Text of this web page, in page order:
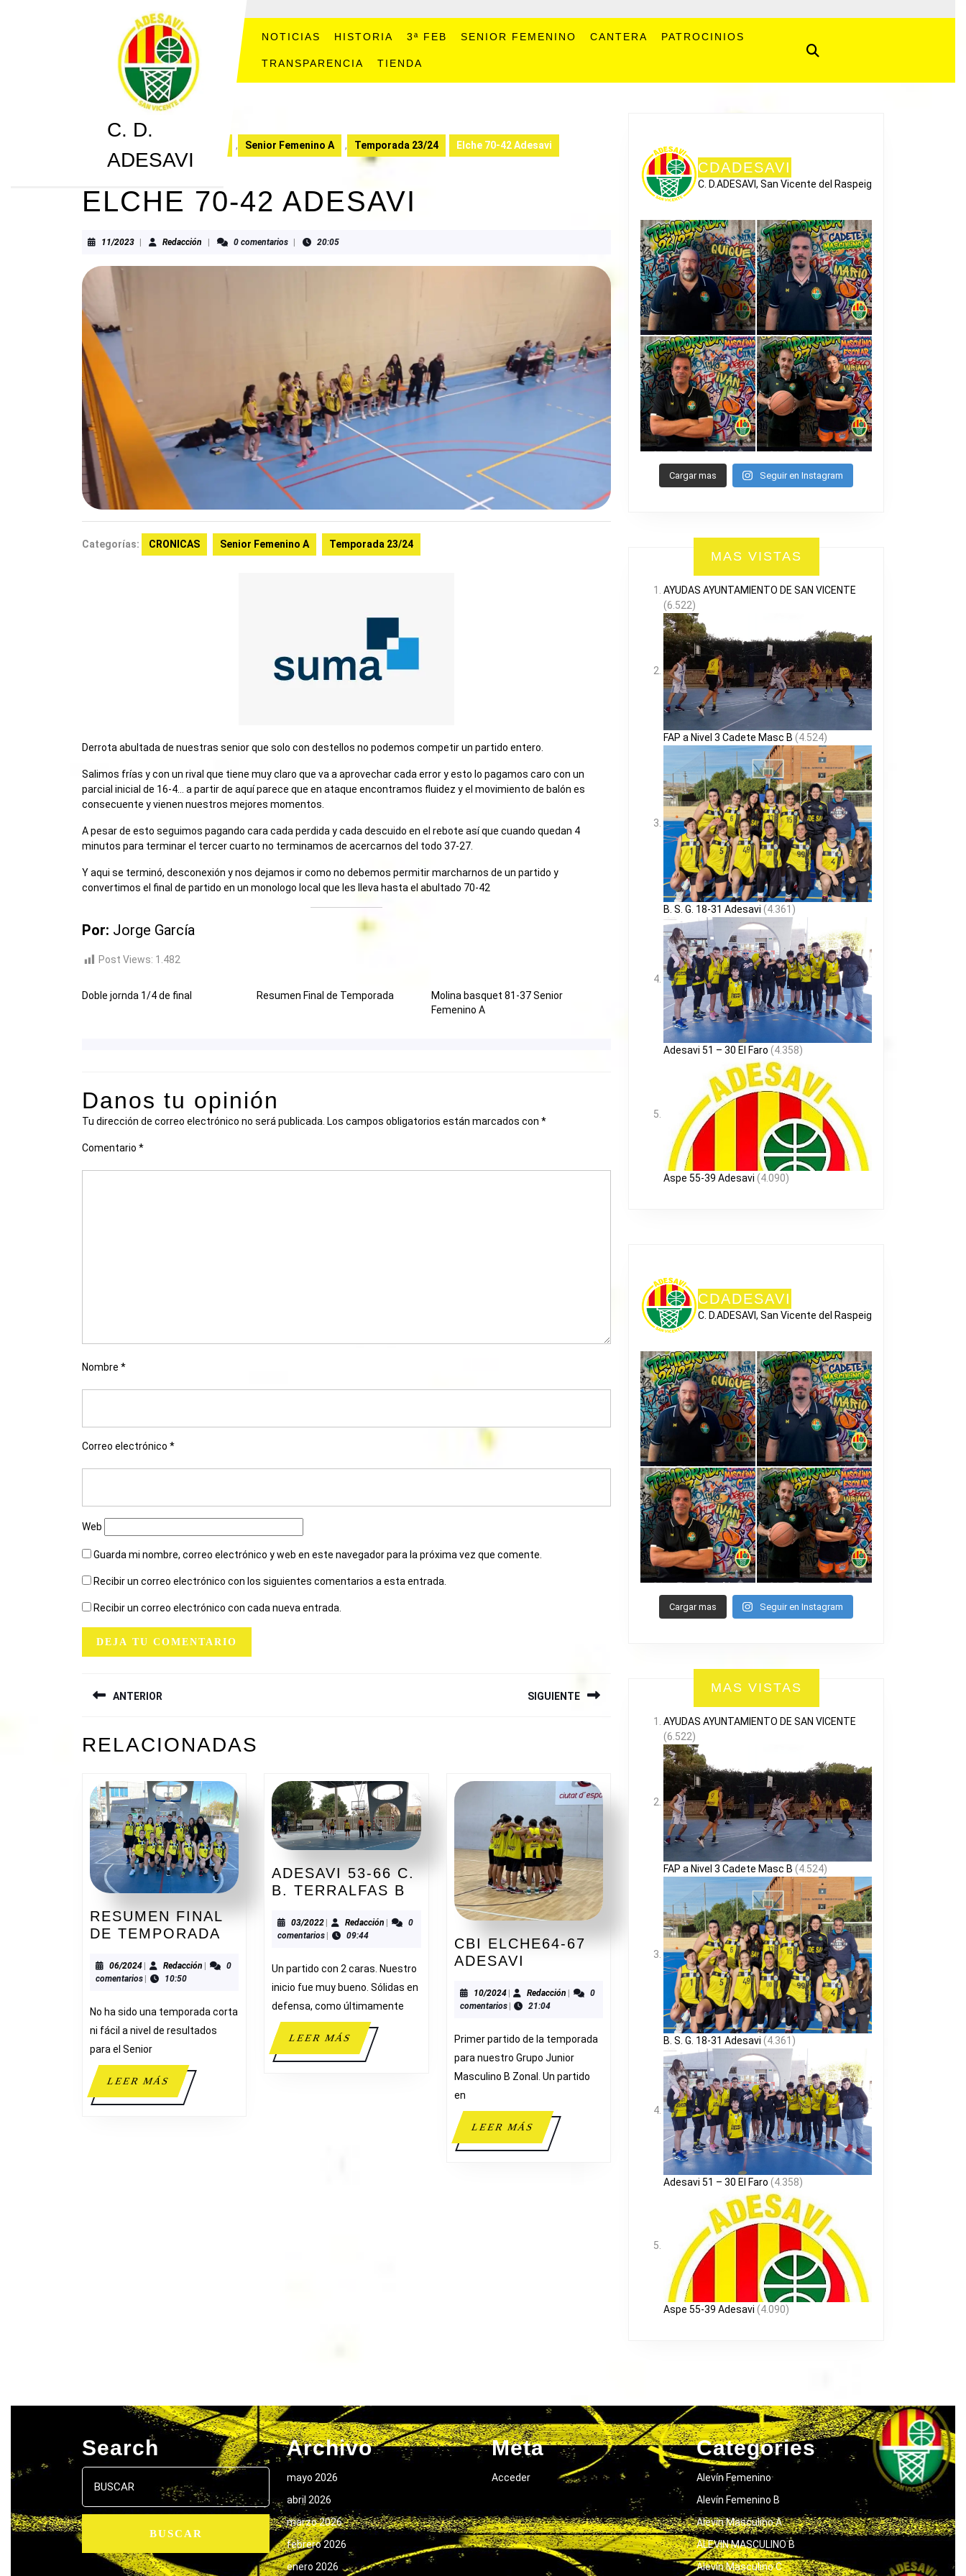
C. D.
ADESAVI
NOTICIAS HISTORIA 3ª FEB SENIOR FEMENINO CANTERA PATROCINIOS
TRANSPARENCIA TIENDA
, Senior Femenino A , Temporada 23/24 Elche 70-42 Adesavi
ELCHE 70-42 ADESAVI
11/202311/2023Redacción Redacción0 comentarios 20:05
Categorías: CRONICAS Senior Femenino A Temporada 23/24
Derrota abultada de nuestras senior que solo con destellos no podemos competir un partido entero.
Salimos frías y con un rival que tiene muy claro que va a aprovechar cada error y esto lo pagamos caro con un
parcial inicial de 16-4… a partir de aquí parece que en ataque encontramos fluidez y el movimiento de balón es
consecuente y vienen nuestros mejores momentos.
A pesar de esto seguimos pagando cara cada perdida y cada descuido en el rebote así que cuando quedan 4
minutos para terminar el tercer cuarto no terminamos de acercarnos del todo 37-27.
Y aqui se terminó, desconexión y nos dejamos ir como no debemos permitir marcharnos de un partido y
convertimos el final de partido en un monologo local que les lleva hasta el abultado 70-42
Por: Jorge García
Post Views: 1.482
Doble jornda 1/4 de final Resumen Final de Temporada
Molina basquet 81-37 Senior
Femenino A
Danos tu opinión
Tu dirección de correo electrónico no será publicada. Los campos obligatorios están marcados con *
Comentario *
Nombre *
Correo electrónico *
Web
Guarda mi nombre, correo electrónico y web en este navegador para la próxima vez que comente.
Recibir un correo electrónico con los siguientes comentarios a esta entrada.
Recibir un correo electrónico con cada nueva entrada.
DE
ENTRADAS
ANTERIOR
anterior:
SIGUIENTE
RELACIONADAS
RESUMEN FINAL
DE TEMPORADA RESUMEN
DE
TEMPORADA
06/202406/2024RedacciónRedacción
0
comentarios
10:50
No ha sido una temporada corta
ni fácil a nivel de resultados
para el Senior
LEER MÁSLEER
MÁS
ADESAVI 53-66 C.
B. TERRALFAS B ADESAVI
66
TERRALFAS
B
03/202203/2022Redacción Redacción
0
comentarios
09:44
Un partido con 2 caras. Nuestro
inicio fue muy bueno. Sólidas en
defensa, como últimamente
LEER MÁSLEER
MÁS
CBI ELCHE64-67
ADESAVI
67
ADESAVI
10/202410/2024
| Redacción Redacción
|
0
comentarios | 21:04
Primer partido de la temporada
para nuestro Grupo Junior
Masculino B Zonal. Un partido
en
LEER MÁSLEER
MÁS
CDADESAVI
C. D.ADESAVI, San Vicente del Raspeig
Cargar mas Seguir en Instagram
MAS VISTAS
AYUDAS AYUNTAMIENTO DE SAN VICENTE
(6.522)
FAP a Nivel 3 Cadete Masc B (4.524)
B. S. G. 18-31 Adesavi (4.361)
Adesavi 51 – 30 El Faro (4.358)
Aspe 55-39 Adesavi (4.090)
CDADESAVI
C. D.ADESAVI, San Vicente del Raspeig
Cargar mas Seguir en Instagram
MAS VISTAS
AYUDAS AYUNTAMIENTO DE SAN VICENTE
(6.522)
FAP a Nivel 3 Cadete Masc B (4.524)
B. S. G. 18-31 Adesavi (4.361)
Adesavi 51 – 30 El Faro (4.358)
Aspe 55-39 Adesavi (4.090)
Search
Buscar:
Archivo
mayo 2026
abril 2026
marzo 2026
febrero 2026
enero 2026
Meta
Acceder
Categories
Alevín Femenino
Alevín Femenino B
Alevín Masculino A
ALEVIN MASCULINO B
Alevín Masculino C